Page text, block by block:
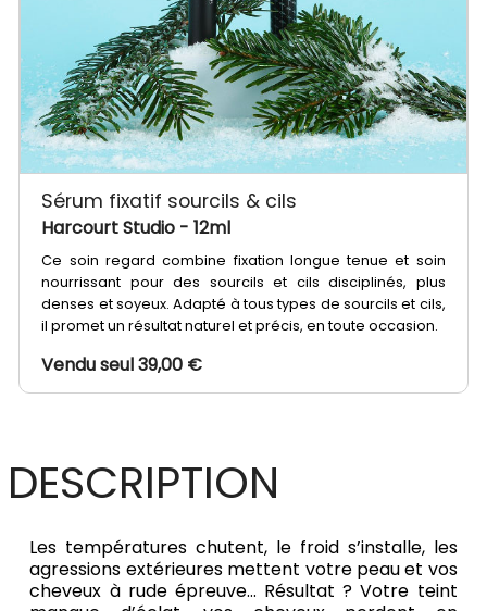
Sérum fixatif sourcils & cils
Harcourt Studio - 12ml
Ce soin regard combine fixation longue tenue et soin
nourrissant pour des sourcils et cils disciplinés, plus
denses et soyeux. Adapté à tous types de sourcils et cils,
il promet un résultat naturel et précis, en toute occasion.
Vendu seul 39,00 €
DESCRIPTION
Les températures chutent, le froid s’installe, les
agressions extérieures mettent votre peau et vos
cheveux à rude épreuve… Résultat ? Votre teint